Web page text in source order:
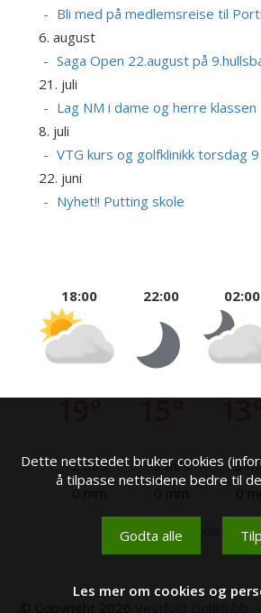
Bli med på medlemsreise til
6. august
Saga Open 22.august på
21. juli
Lag NM i dame og herre klassen
8. juli
VTG kurs og golfklinikk torsdag 9
22. juni
Nyhet!! Putting skole
18:00
19°
2 m/s
0 mm
22:00
15°
3 m/s
02:00
3
0
Se mer hos yr.no
Dette nettstedet bruker cookies
å tilpasse nettsidene bedre til
Godta alle
Les mer om cookies og